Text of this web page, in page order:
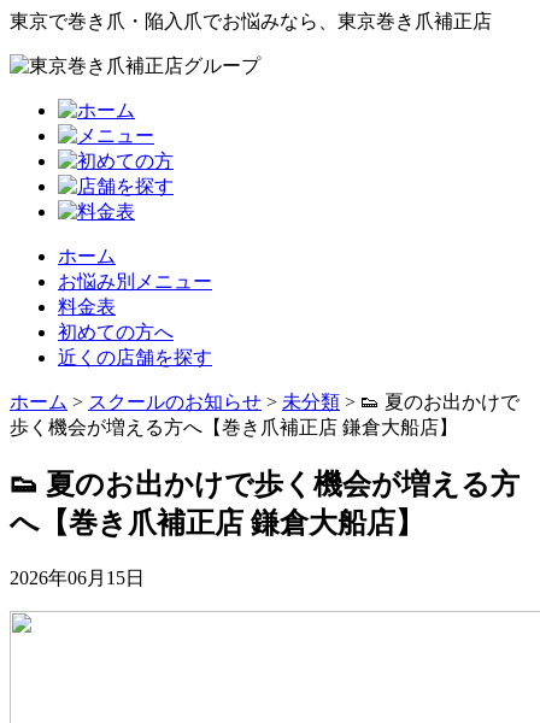
東京で巻き爪・陥入爪でお悩みなら、東京巻き爪補正店
ホーム
お悩み別メニュー
料金表
初めての方へ
近くの店舗を探す
ホーム > スクールのお知らせ > 未分類 > 👟 夏のお出かけで
歩く機会が増える方へ【巻き爪補正店 鎌倉大船店】
👟 夏のお出かけで歩く機会が増える方
へ【巻き爪補正店 鎌倉大船店】
2026年06月15日